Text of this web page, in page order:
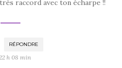
raccord avec ton écharpe !!
RÉPONDRE
h 08 min